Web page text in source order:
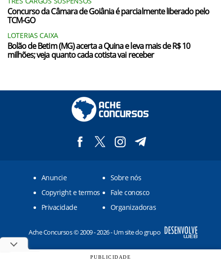
Concurso da Câmara de Goiânia é parcialmente liberado pelo
TCM-GO
LOTERIAS CAIXA
Bolão de Betim (MG) acerta a Quina e leva mais de R$ 10
milhões; veja quanto cada cotista vai receber
Anuncie
Sobre nós
Copyright e termos
Fale conosco
Privacidade
Organizadoras
Ache Concursos © 2009 - 2026 - Um site do grupo
PUBLICIDADE